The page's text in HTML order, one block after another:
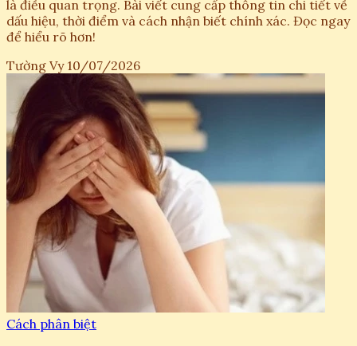
là điều quan trọng. Bài viết cung cấp thông tin chi tiết về
dấu hiệu, thời điểm và cách nhận biết chính xác. Đọc ngay
để hiểu rõ hơn!
Tường Vy 10/07/2026
Cách phân biệt